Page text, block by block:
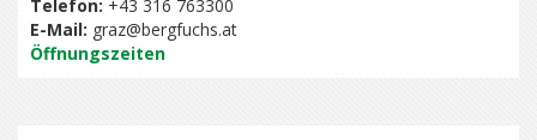
Telefon: +43 316 763300
E-Mail: graz@bergfuchs.at
Öffnungszeiten